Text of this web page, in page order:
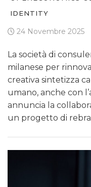
IDENTITY
24 Novembre 2025
La società di
milanese per
creativa sintetizza
umano, anche con
annuncia la
un progetto di